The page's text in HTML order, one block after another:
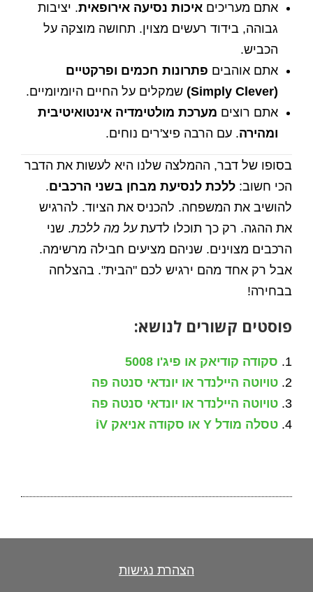
אתם מעריכים איכות נסיעה אירופאית. יציבות
גבוהה, בידוד רעשים מצוין. תחושה מוצקה על
הכביש.
אתם אוהבים פתרונות חכמים ופרקטיים
(Simply Clever)
שמקלים על החיים היומיומיים.
אתם רוצים מערכת מולטימדיה אינטואיטיבית
ומהירה. עם הרבה פיצ'רים נוחים.
בסופו של דבר, ההמלצה שלנו היא לעשות את הדבר
הכי חשוב: ללכת לנסיעת מבחן בשני הרכבים.
להושיב את המשפחה. להכניס את הציוד. להרגיש
את ההגה. רק כך תוכלו לדעתעל מה ללכת. שני
הרכבים מצוינים. שניהם מציעים חבילה מרשימה.
אבל רק אחד מהם ירגיש לכם "הבית". בהצלחה
בבחירה!
פוסטים קשורים לנושא:
סקודה קודיאק או פיג'ו 5008
טויוטה היילנדר או יונדאי סנטה פה
טויוטה היילנדר או יונדאי סנטה פה
טסלה מודל Y או סקודה אניאק iV
הצהרת נגישות